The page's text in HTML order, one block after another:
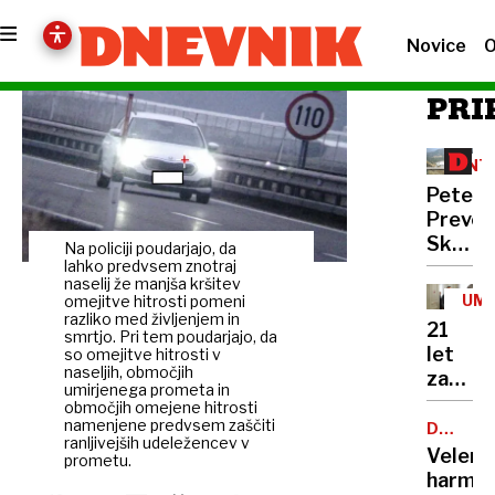
Novice
Na policiji poudarjajo, da
lahko predvsem znotraj
naselij že manjša kršitev
omejitve hitrosti pomeni
razliko med življenjem in
smrtjo. Pri tem poudarjajo, da
so omejitve hitrosti v
naseljih, območjih
umirjenega prometa in
območjih omejene hitrosti
namenjene predvsem zaščiti
ranljivejših udeležencev v
prometu.
Peter
Prevc:
policaji
niso
dela
21
let
Bančni
s
pasom